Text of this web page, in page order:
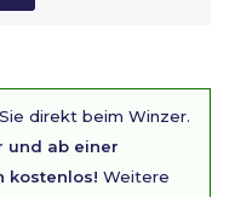
direkt beim Winzer.
und ab einer
kostenlos! Weitere